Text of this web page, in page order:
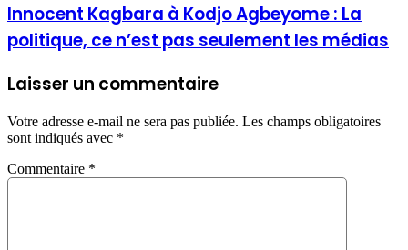
Innocent Kagbara à Kodjo Agbeyome : La
politique, ce n’est pas seulement les médias
Laisser un commentaire
Votre adresse e-mail ne sera pas publiée. Les champs obligatoires
sont indiqués avec *
Commentaire *